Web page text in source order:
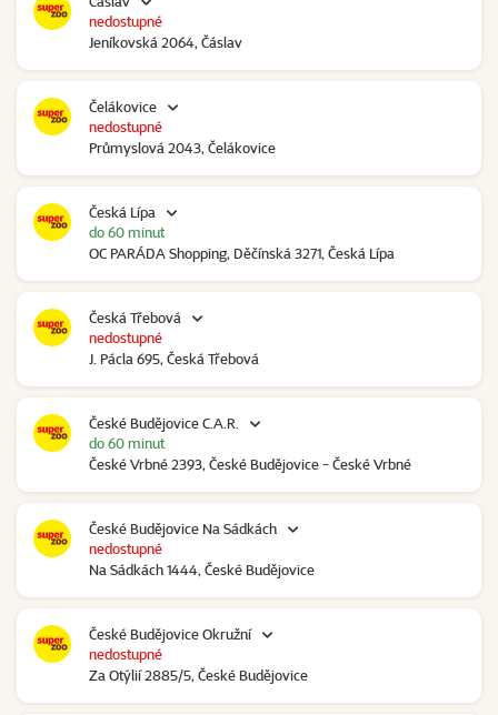
Jeníkovská 2064, Čáslav
nedostupné
Čelákovice
Průmyslová 2043, Čelákovice
nedostupné
Česká Lípa
OC PARÁDA Shopping, Děčínská 3271, Česká Lípa
do 60 minut
Česká Třebová
J. Pácla 695, Česká Třebová
nedostupné
České Budějovice C.A.R.
České Vrbné 2393, České Budějovice - České Vrbné
do 60 minut
České Budějovice Na Sádkách
Na Sádkách 1444, České Budějovice
nedostupné
České Budějovice Okružní
Za Otýlií 2885/5, České Budějovice
nedostupné